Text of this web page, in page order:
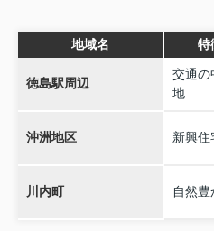
地域名 特
徳島駅周辺
交通の
地
沖洲地区 新興住
川内町 自然豊